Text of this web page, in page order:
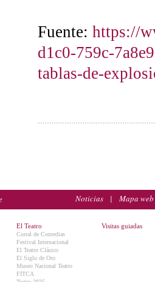
Fuente: https://
d1c0-759c-
tablas-de-
Noticias | Mapa web
El Teatro
Corral de Comedias
Festival Internacional
El Teatro Clásico
El Siglo de Oro
Museo Nacional Teatro
FITCA
Visitas guiadas